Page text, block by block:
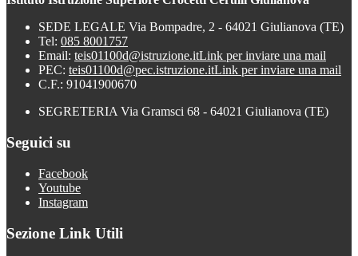
SEDE LEGALE Via Bompadre, 2 - 64021 Giulianova (TE)
Tel: 085 8001757
Email: teis01100d@istruzione.itLink per inviare una mail
PEC: teis01100d@pec.istruzione.itLink per inviare una mail
C.F.: 91041900670
SEGRETERIA Via Gramsci 68 - 64021 Giulianova (TE)
Seguici su
Facebook
Youtube
Instagram
Sezione Link Utili